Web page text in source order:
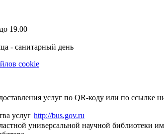
19.00
- санитарный день
cookie
услуг по QR-коду или по ссылке
http://bus.gov.ru
универсальной научной библиотеки